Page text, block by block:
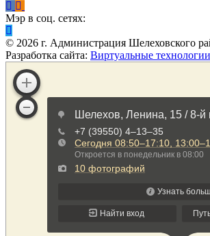
Мэр в соц. сетях:
© 2026 г. Администрация Шелеховского
Разработка сайта: Виртуальные технологии